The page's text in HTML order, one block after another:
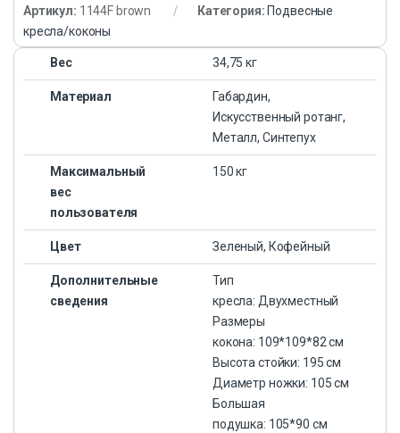
Артикул: 1144F brown Категория: Подвесные
кресла/коконы
Вес 34,75 кг
Материал
Габардин,
Искусственный ротанг,
Металл, Синтепух
Максимальный
вес
пользователя
150 кг
Цвет Зеленый, Кофейный
Дополнительные
сведения
Тип
кресла: Двухместный
Размеры
кокона: 109*109*82 см
Высота стойки: 195 см
Диаметр ножки: 105 см
Большая
подушка: 105*90 см